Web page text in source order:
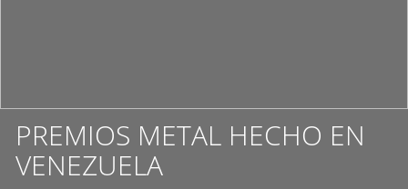
PREMIOS METAL HECHO EN
VENEZUELA